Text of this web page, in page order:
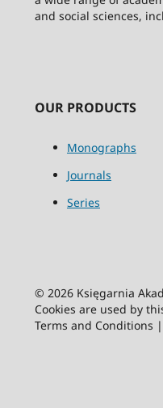
and social sciences,
OUR PRODUCTS
Monographs
Journals
Series
© 2026 Księgarnia
Cookies are used by
Terms and Conditions |